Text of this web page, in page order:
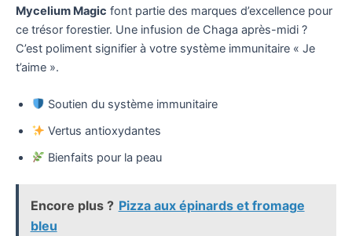
Mycelium Magic font partie des marques d’excellence pour
ce trésor forestier. Une infusion de Chaga après-midi ?
C’est poliment signifier à votre système immunitaire « Je
t’aime ».
Soutien du système immunitaire
Vertus antioxydantes
Bienfaits pour la peau
Encore plus ? Pizza aux épinards et fromage
bleu